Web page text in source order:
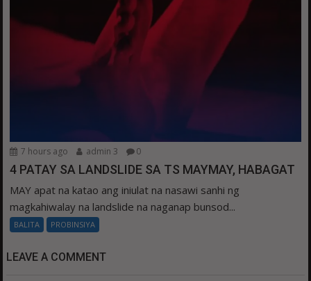
7 hours ago admin 3 0
4 PATAY SA LANDSLIDE SA TS MAYMAY, HABAGAT
MAY apat na katao ang iniulat na nasawi sanhi ng
magkahiwalay na landslide na naganap bunsod...
BALITA PROBINSIYA
LEAVE A COMMENT